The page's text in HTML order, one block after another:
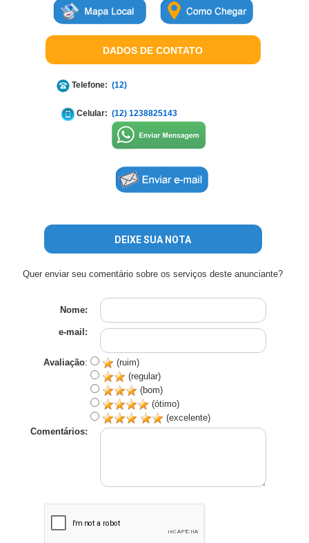
DADOS DE CONTATO
Telefone: (12)
Celular: (12) 1238825143
DEIXE SUA NOTA
Quer enviar seu comentário sobre os serviços deste anunciante?
Nome:
e-mail:
Avaliação:
(ruim)
(regular)
(bom)
(ótimo)
(excelente)
Comentários: